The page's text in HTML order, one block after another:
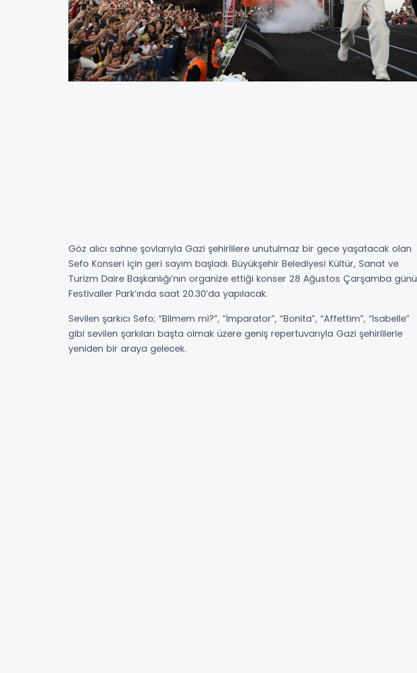
Göz alıcı sahne şovlarıyla Gazi şehirlilere unutulmaz bir gece yaşatacak olan
Sefo Konseri için geri sayım başladı. Büyükşehir Belediyesi Kültür, Sanat ve
Turizm Daire Başkanlığı’nın organize ettiği konser 28 Ağustos Çarşamba günü
Festivaller Park’ında saat 20.30’da yapılacak.
Sevilen şarkıcı Sefo; “Bilmem mi?”, “İmparator”, “Bonita”, “Affettim”, “Isabelle”
gibi sevilen şarkıları başta olmak üzere geniş repertuvarıyla Gazi şehirlilerle
yeniden bir araya gelecek.